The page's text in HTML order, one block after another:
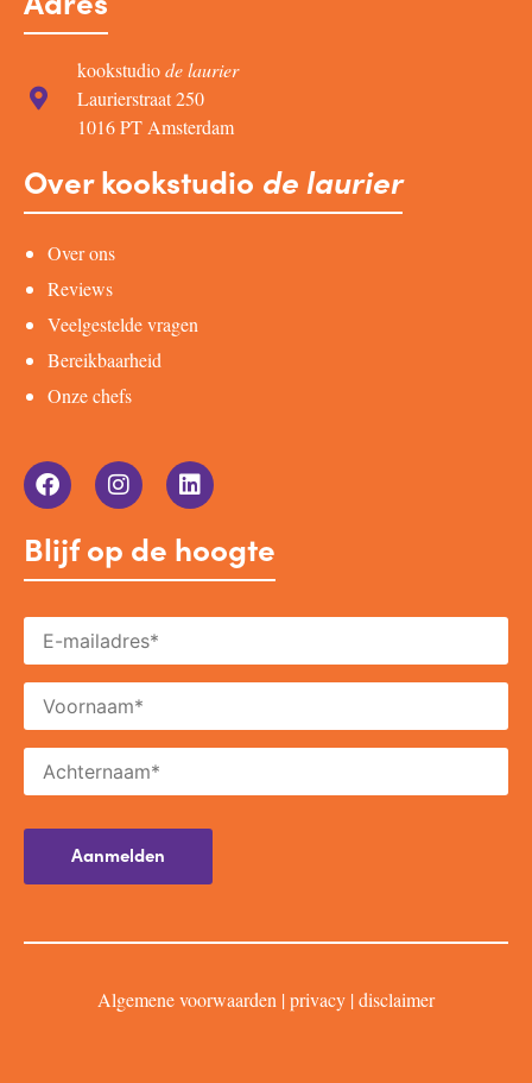
kookstudiode laurier
Laurierstraat 250
1016 PT Amsterdam
Over kookstudio de laurier
Over ons
Reviews
Veelgestelde vragen
Bereikbaarheid
Onze chefs
Blijf op de hoogte
Algemene voorwaarden |privacy |disclaimer